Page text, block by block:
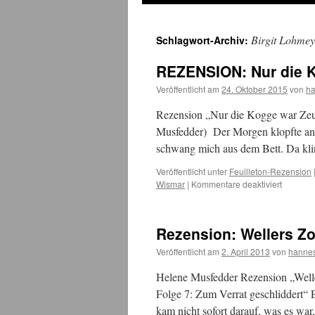
Schlagwort-Archiv: Birgit
REZENSION: Nur die
Veröffentlicht am 24. Oktober 2015 von
Rezension „Nur die Kogge war
Musfedder) Der Morgen klopfte
schwang mich aus dem Bett. Da
Veröffentlicht unter Feuilleton-Rezension |
Wismar | Kommentare deaktiviertfür
Kogge
war
Zeuge
Rezension: Wellers
Veröffentlicht am 2. April 2013 von
Helene Musfedder Rezension
Folge 7: Zum Verrat geschliddert“
kam nicht sofort darauf, was es